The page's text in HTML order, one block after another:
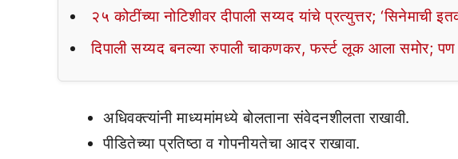
२५ कोटींच्या नोटिशीवर दीपाली सय्यद यांचे प्रत्युत्तर; ‘सिनेमाची
दिपाली सय्यद बनल्या रुपाली चाकणकर, फर्स्ट लूक आला समोर; पण
अधिवक्त्यांनी माध्यमांमध्ये बोलताना संवेदनशीलता राखावी.
पीडितेच्या प्रतिष्ठा व गोपनीयतेचा आदर राखावा.